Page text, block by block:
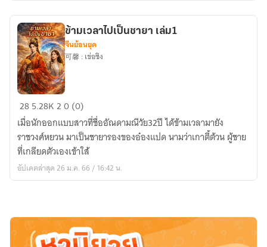
พิเศษ
ข้าม
เวลา
ไป
เป็น
ชายา
เล่ม1
ข้ามเวลาไปเป็นชายา เล่ม1
จีนย้อนยุค
可馨 : เข่อซิง
285.28K20 (0)
เมื่อนักออกแบบสาวที่ชื่ออัณดามณีวัย32ปี ได้ข้ามเวลามายัง
ราชวงศ์หยวน มาเป็นชายารองของอ๋องแปด นามว่าเกาตี้ต้วน ผู้ชาย
ที่เกลียดตัวเองเข้าใส้
อัปเดตล่าสุด 26 ม.ค. 66 / 16:42 น.